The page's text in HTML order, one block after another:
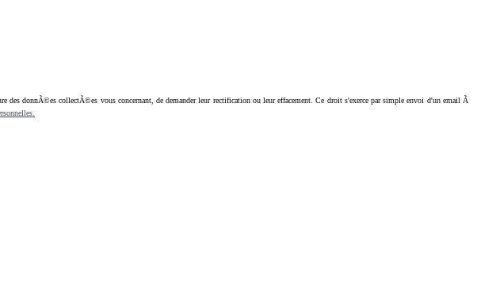
donnÃ©es collectÃ©es vous concernant, de demander leur rectification ou leur effacement. Ce droit s'exerce par simple envoi d'un email Ã